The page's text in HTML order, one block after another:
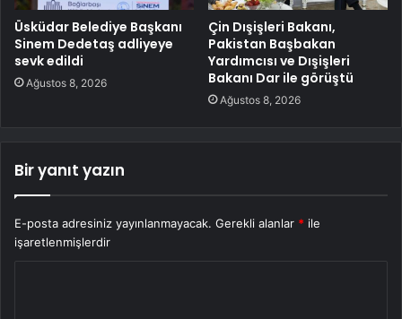
Üsküdar Belediye Başkanı
Sinem Dedetaş adliyeye
sevk edildi
Ağustos 8, 2026
Çin Dışişleri Bakanı,
Pakistan Başbakan
Yardımcısı ve Dışişleri
Bakanı Dar ile görüştü
Ağustos 8, 2026
Bir yanıt yazın
E-posta adresiniz yayınlanmayacak. Gerekli alanlar * ile
işaretlenmişlerdir